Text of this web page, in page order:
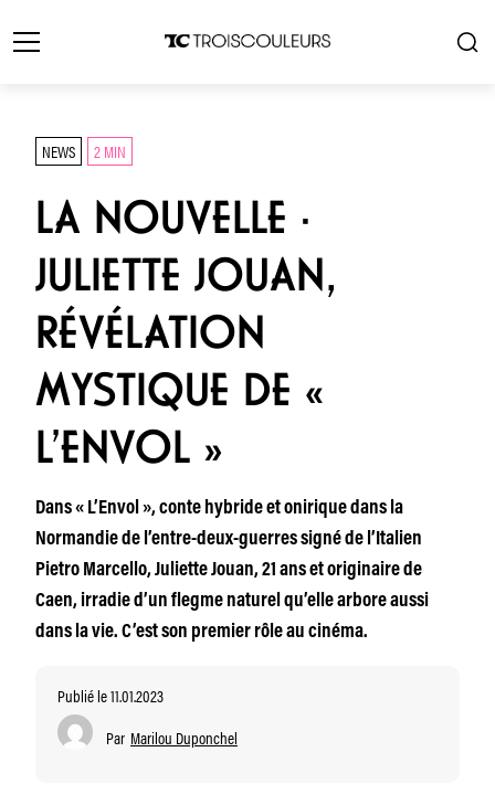
NEWS 2 MIN
LA NOUVELLE ·
JULIETTE JOUAN,
RÉVÉLATION
MYSTIQUE DE «
L’ENVOL »
Dans « L’Envol », conte hybride et onirique dans la
Normandie de l’entre-deux-guerres signé de l’Italien
Pietro Marcello, Juliette Jouan, 21 ans et originaire de
Caen, irradie d’un flegme naturel qu’elle arbore aussi
dans la vie. C’est son premier rôle au cinéma.
Publié le 11.01.2023
Par Marilou Duponchel